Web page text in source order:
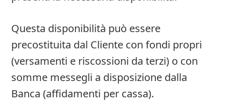
Questa disponibilità può essere
precostituita dal Cliente con fondi propri
(versamenti e riscossioni da terzi) o con
somme messegli a disposizione dalla
Banca (affidamenti per cassa).